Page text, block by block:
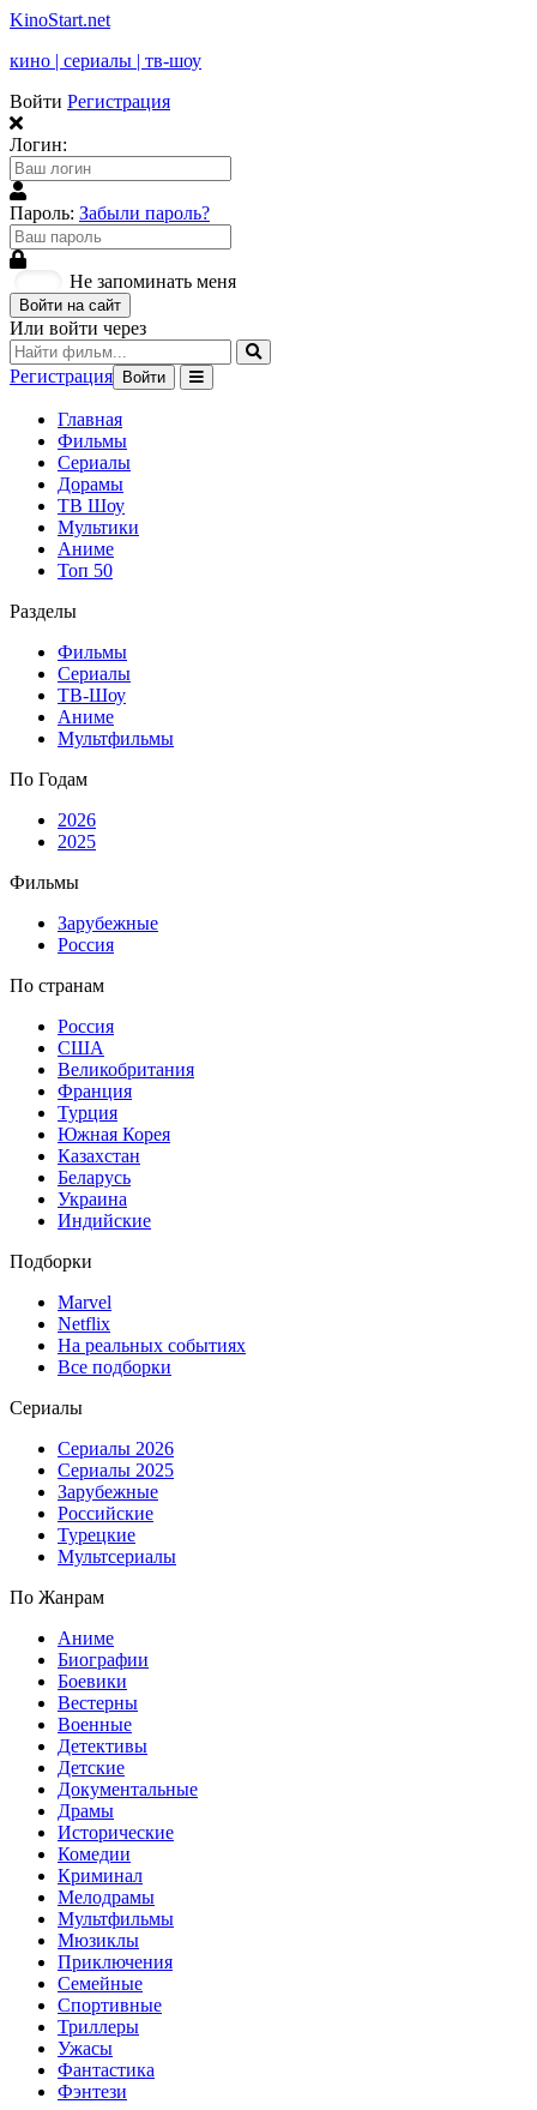
KinoStart.net
кино | сериалы | тв-шоу
Войти Регистрация
Логин:
Пароль: Забыли пароль?
Не запоминать меня
Войти на сайт
Или войти через
Регистрация Войти
Главная
Фильмы
Сериалы
Дорамы
ТВ Шоу
Мультики
Аниме
Топ 50
Разделы
Фильмы
Сериалы
ТВ-Шоу
Аниме
Мультфильмы
По Годам
2026
2025
Фильмы
Зарубежные
Россия
По странам
Россия
США
Великобритания
Франция
Турция
Южная Корея
Казахстан
Беларусь
Украина
Индийские
Подборки
Marvel
Netflix
На реальных событиях
Все подборки
Сериалы
Сериалы 2026
Сериалы 2025
Зарубежные
Российские
Турецкие
Мультсериалы
По Жанрам
Аниме
Биографии
Боевики
Вестерны
Военные
Детективы
Детские
Документальные
Драмы
Исторические
Комедии
Криминал
Мелодрамы
Мультфильмы
Мюзиклы
Приключения
Семейные
Спортивные
Триллеры
Ужасы
Фантастика
Фэнтези